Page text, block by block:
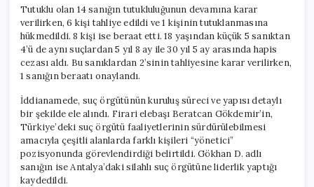
Tutuklu olan 14 sanığın tutukluluğunun devamına karar
verilirken, 6 kişi tahliye edildi ve 1 kişinin tutuklanmasına
hükmedildi. 8 kişi ise beraat etti. 18 yaşından küçük 5 sanıktan
4’ü de aynı suçlardan 5 yıl 8 ay ile 30 yıl 5 ay arasında hapis
cezası aldı. Bu sanıklardan 2’sinin tahliyesine karar verilirken,
1 sanığın beraatı onaylandı.
İddianamede, suç örgütünün kuruluş süreci ve yapısı detaylı
bir şekilde ele alındı. Firari elebaşı Beratcan Gökdemir’in,
Türkiye’deki suç örgütü faaliyetlerinin sürdürülebilmesi
amacıyla çeşitli alanlarda farklı kişileri “yönetici”
pozisyonunda görevlendirdiği belirtildi. Gökhan D. adlı
sanığın ise Antalya’daki silahlı suç örgütüne liderlik yaptığı
kaydedildi.